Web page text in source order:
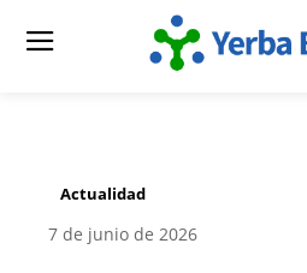
Actualidad
7 de junio de 2026